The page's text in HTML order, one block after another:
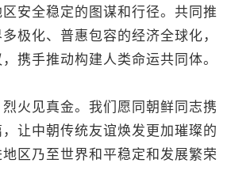
安全稳定的图谋和行径。共同推
极化、普惠包容的经济全球化，
携手推动构建人类命运共同体。
见真金。我们愿同朝鲜同志携
让中朝传统友谊焕发更加璀璨的
区乃至世界和平稳定和发展繁荣